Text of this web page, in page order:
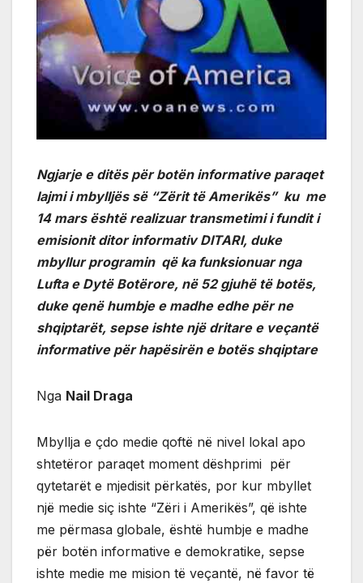
Ngjarje e ditës për botën informative paraqet
lajmi i mbylljës së “Zërit të Amerikës” ku me
14 mars është realizuar transmetimi i fundit i
emisionit ditor informativ DITARI, duke
mbyllur programin që ka funksionuar nga
Lufta e Dytë Botërore, në 52 gjuhë të botës,
duke qenë humbje e madhe edhe për ne
shqiptarët, sepse ishte një dritare e veçantë
informative për hapësirën e botës shqiptare
Nga Nail Draga
Mbyllja e çdo medie qoftë në nivel lokal apo
shtetëror paraqet moment dëshprimi për
qytetarët e mjedisit përkatës, por kur mbyllet
një medie siç ishte “Zëri i Amerikës”, që ishte
me përmasa globale, është humbje e madhe
për botën informative e demokratike, sepse
ishte medie me mision të veçantë, në favor të